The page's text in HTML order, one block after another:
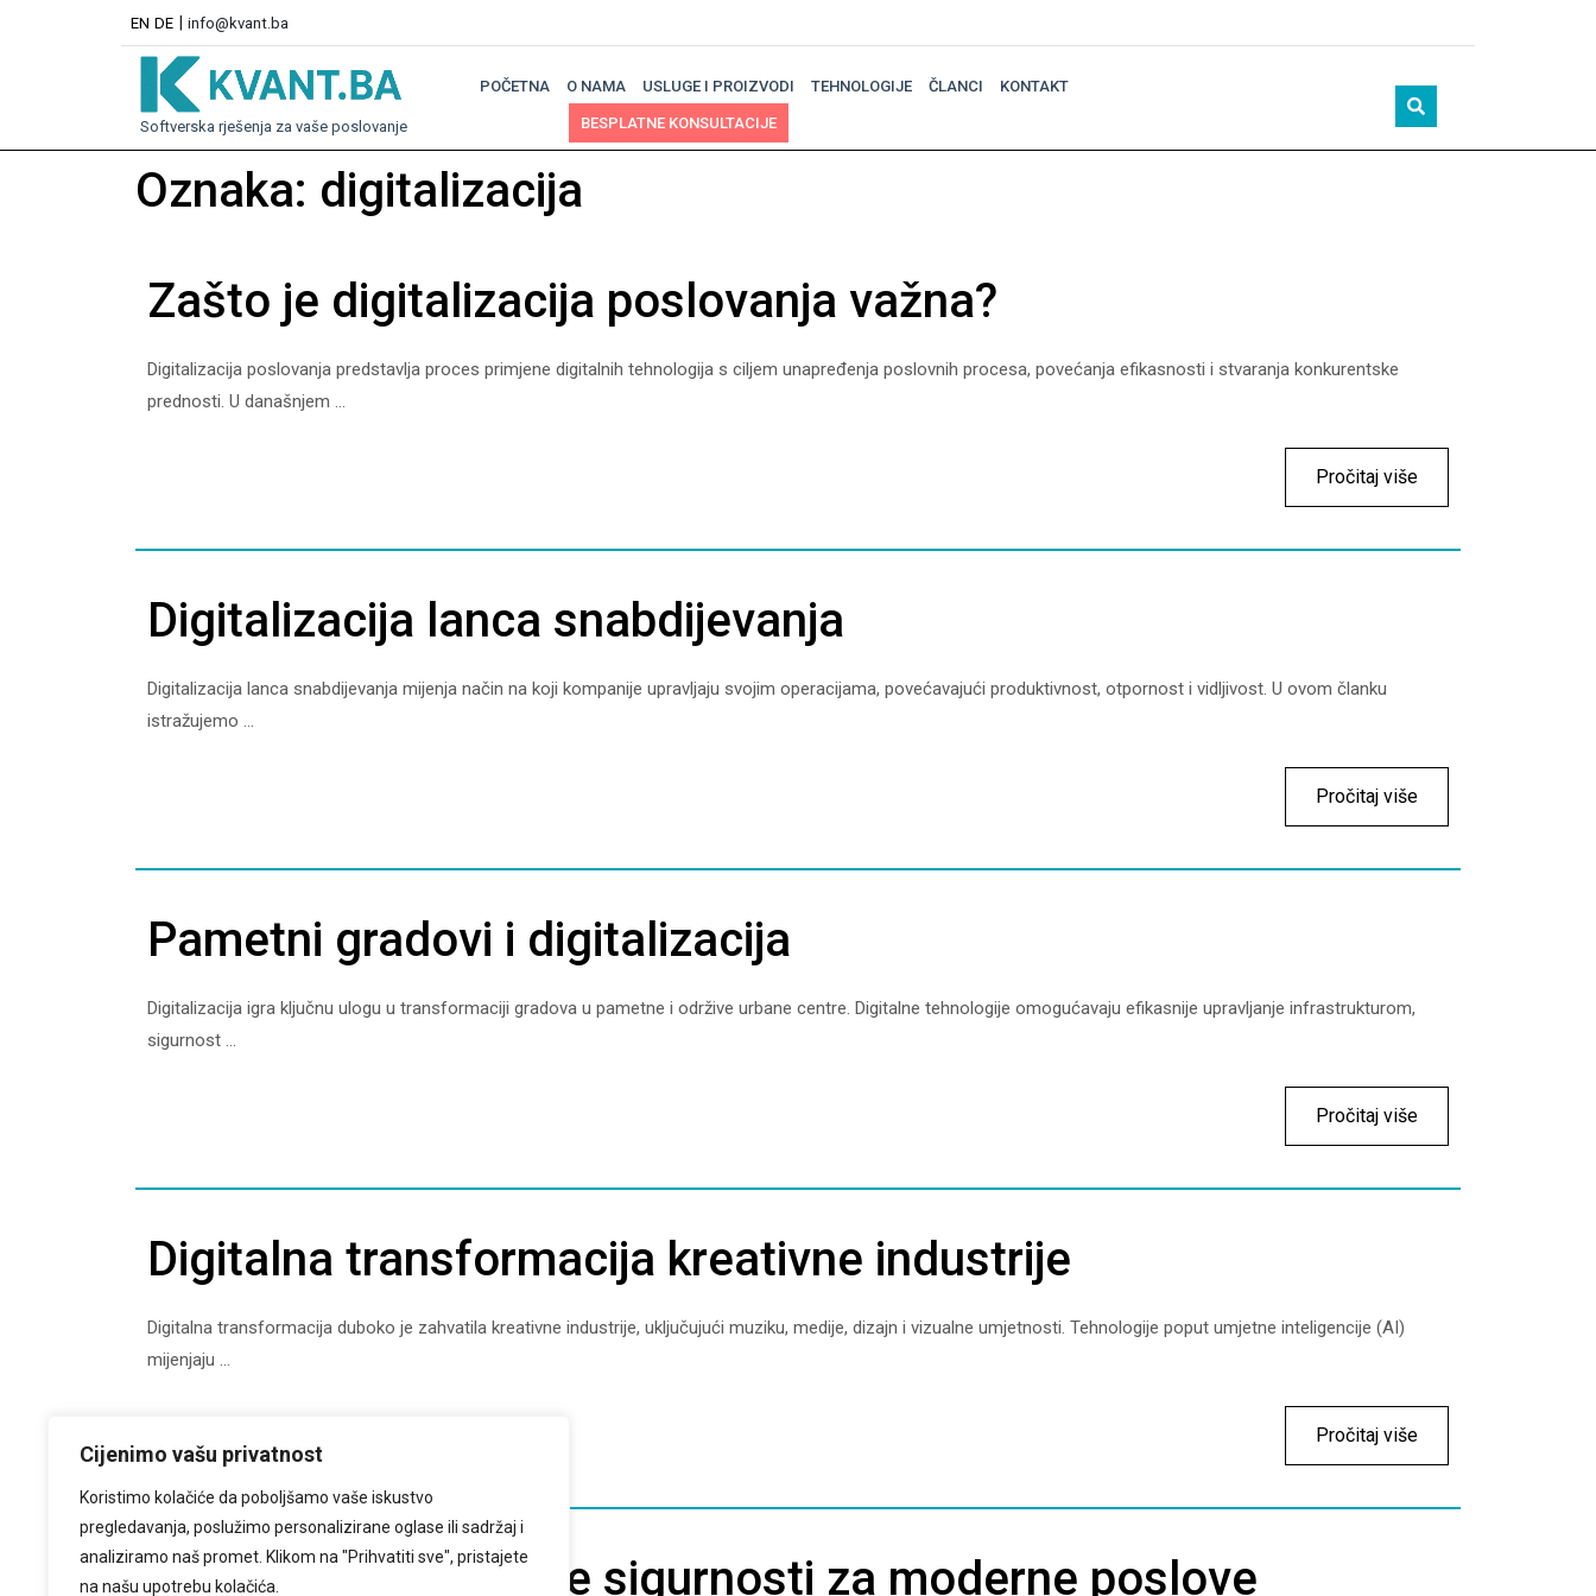
Cijenimo vašu privatnost
Koristimo kolačiće da poboljšamo vaše iskustvo
pregledavanja, poslužimo personalizirane oglase ili sadržaj i
analiziramo naš promet. Klikom na "Prihvatiti sve", pristajete
na našu upotrebu kolačića.
EN DE | info@kvant.ba
Softverska rješenja za vaše poslovanje
POČETNA O NAMA USLUGE I PROIZVODI TEHNOLOGIJE ČLANCI KONTAKT
BESPLATNE KONSULTACIJE
Oznaka: digitalizacija
Zašto je digitalizacija poslovanja važna?
Digitalizacija poslovanja predstavlja proces primjene digitalnih tehnologija s ciljem unapređenja poslovnih procesa, povećanja efikasnosti i stvaranja konkurentske
prednosti. U današnjem ...
Pročitaj više
Digitalizacija lanca snabdijevanja
Digitalizacija lanca snabdijevanja mijenja način na koji kompanije upravljaju svojim operacijama, povećavajući produktivnost, otpornost i vidljivost. U ovom članku
istražujemo ...
Pročitaj više
Pametni gradovi i digitalizacija
Digitalizacija igra ključnu ulogu u transformaciji gradova u pametne i održive urbane centre. Digitalne tehnologije omogućavaju efikasnije upravljanje infrastrukturom,
sigurnost ...
Pročitaj više
Digitalna transformacija kreativne industrije
Digitalna transformacija duboko je zahvatila kreativne industrije, uključujući muziku, medije, dizajn i vizualne umjetnosti. Tehnologije poput umjetne inteligencije (AI)
mijenjaju ...
Pročitaj više
Važnost kibernetičke sigurnosti za moderne poslove